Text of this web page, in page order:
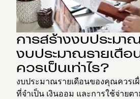
การสร้างงบประมา
งบประมาณรายเดือ
ควรเป็นเท่าไร?
งบประมาณรายเดือนของคุณควรเ
ที่จำเป็น เงินออม และการใช้จ่ายต